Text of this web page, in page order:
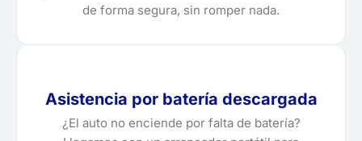
de forma segura, sin romper nada.
Asistencia por batería descargada
¿El auto no enciende por falta de batería?